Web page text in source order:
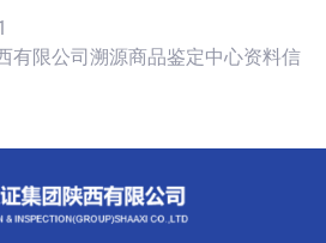
有限公司溯源商品鉴定中心资料信